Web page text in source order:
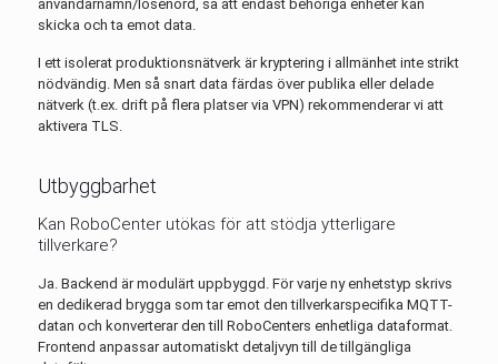
användarnamn/lösenord, så att endast behöriga enheter kan
skicka och ta emot data.
I ett isolerat produktionsnätverk är kryptering i allmänhet inte strikt
nödvändig. Men så snart data färdas över publika eller delade
nätverk (t.ex. drift på flera platser via VPN) rekommenderar vi att
aktivera TLS.
Utbyggbarhet
Kan RoboCenter utökas för att stödja ytterligare
tillverkare?
Ja. Backend är modulärt uppbyggd. För varje ny enhetstyp skrivs
en dedikerad brygga som tar emot den tillverkarspecifika MQTT-
datan och konverterar den till RoboCenters enhetliga dataformat.
Frontend anpassar automatiskt detaljvyn till de tillgängliga